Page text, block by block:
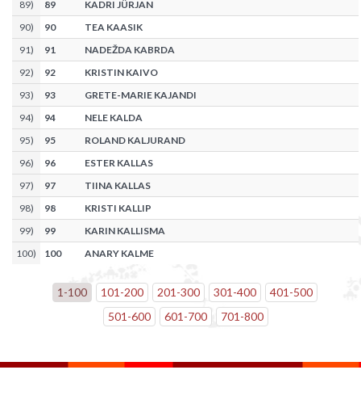
89) 89
KADRI JÜRJAN
90) 90
TEA KAASIK
91) 91
NADEŽDA KABRDA
92) 92
KRISTIN KAIVO
93) 93
GRETE-MARIE KAJANDI
94) 94
NELE KALDA
95) 95
ROLAND KALJURAND
96) 96
ESTER KALLAS
97) 97
TIINA KALLAS
98) 98
KRISTI KALLIP
99) 99
KARIN KALLISMA
100) 100 ANARY KALME
1-100 101-200 201-300 301-400 401-500
501-600 601-700 701-800